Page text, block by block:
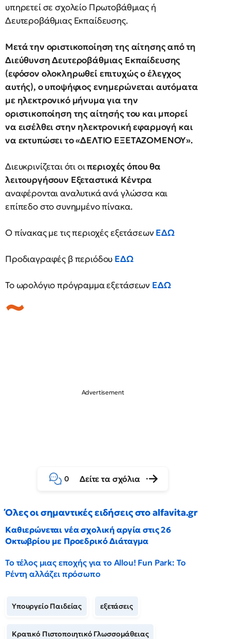
υπηρετεί σε σχολείο Πρωτοβάθμιας ή
Δευτεροβάθμιας Εκπαίδευσης.
Μετά την οριστικοποίηση της αίτησης από τη
Διεύθυνση Δευτεροβάθμιας Εκπαίδευσης
(εφόσον ολοκληρωθεί επιτυχώς ο έλεγχος
αυτής), ο υποψήφιος ενημερώνεται αυτόματα
με ηλεκτρονικό μήνυμα για την
οριστικοποίηση της αίτησής του και μπορεί
να εισέλθει στην ηλεκτρονική εφαρμογή και
να εκτυπώσει το «ΔΕΛΤΙΟ ΕΞΕΤΑΖΟΜΕΝΟΥ».
Διευκρινίζεται ότι οιπεριοχές όπου θα
λειτουργήσουν Εξεταστικά Κέντρα
αναφέρονται αναλυτικά ανά γλώσσα και
επίπεδο στο συνημμένο πίνακα.
Ο πίνακας με τις περιοχές εξετάσεωνΕΔΩ
Προδιαγραφές β περιόδου ΕΔΩ
Το ωρολόγιο πρόγραμμα εξετάσεων ΕΔΩ
0 Δείτε τα σχόλια
Όλες οι σημαντικές ειδήσεις στο alfavita.gr
Καθιερώνεται νέα σχολική αργία στις 26
Οκτωβρίου με Προεδρικό Διάταγμα
Το τέλος μιας εποχής για το Allou! Fun Park: Το
Ρέντη αλλάζει πρόσωπο
Υπουργείο Παιδείας εξετάσεις
Κρατικό Πιστοποιητικό Γλωσσομάθειας